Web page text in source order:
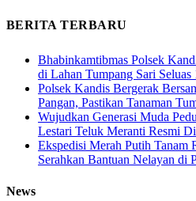
BERITA TERBARU
Bhabinkamtibmas Polsek
di Lahan Tumpang Sari Seluas
Polsek Kandis Bergerak
Pangan, Pastikan Tanaman
Wujudkan Generasi Muda
Lestari Teluk Meranti Resmi
Ekspedisi Merah Putih Tanam
Serahkan Bantuan Nelayan di
News